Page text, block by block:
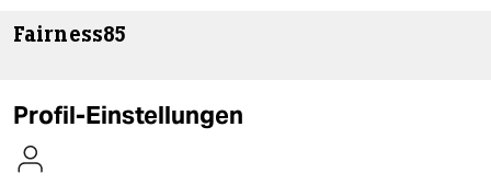
themen
Fairness85
Profil-Einstellungen